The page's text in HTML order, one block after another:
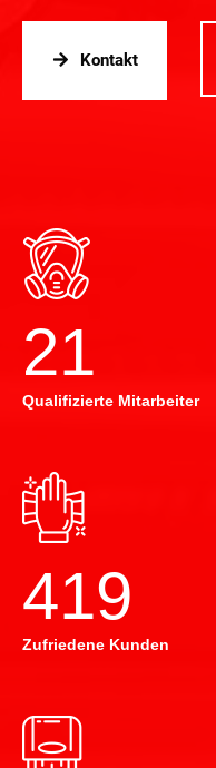
Kontakt
22
Qualifizierte Mitarbeiter
420
Zufriedene Kunden